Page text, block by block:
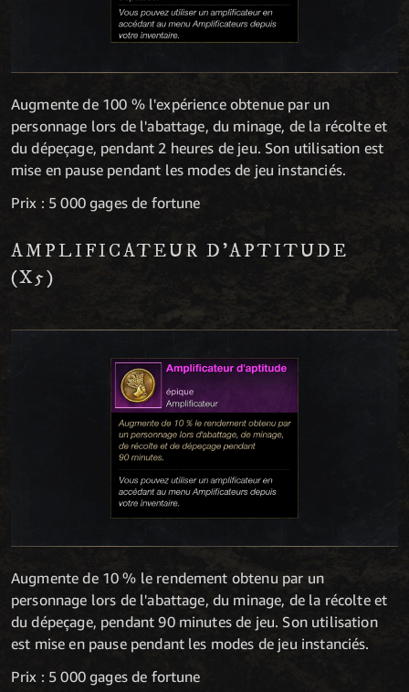
Augmente de 100 % l'expérience obtenue par un
personnage lors de l'abattage, du minage, de la récolte et
du dépeçage, pendant 2 heures de jeu. Son utilisation est
mise en pause pendant les modes de jeu instanciés.
Prix : 5 000 gages de fortune
AMPLIFICATEUR D'APTITUDE
(X5)
Augmente de 10 % le rendement obtenu par un
personnage lors de l'abattage, du minage, de la récolte et
du dépeçage, pendant 90 minutes de jeu. Son utilisation
est mise en pause pendant les modes de jeu instanciés.
Prix : 5 000 gages de fortune